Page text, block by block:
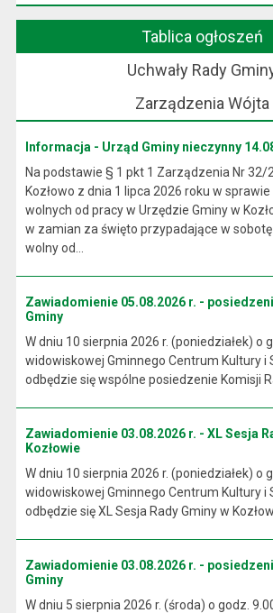
Tablica ogłoszeń
Uchwały Rady
Zarządzenia Wójta
Informacja - Urząd Gminy nieczynny
Na podstawie § 1 pkt 1 Zarządzenia Nr 32/
Kozłowo z dnia 1 lipca 2026 roku w
wolnych od pracy w Urzędzie Gminy w
w zamian za święto przypadające w
wolny od...
Zawiadomienie 05.08.2026 r. -
Gminy
W dniu 10 sierpnia 2026 r. (poniedziałek) o
widowiskowej Gminnego Centrum Kultury i
odbędzie się wspólne posiedzenie Komisji
Zawiadomienie 03.08.2026 r. - XL Sesja
Kozłowie
W dniu 10 sierpnia 2026 r. (poniedziałek) o
widowiskowej Gminnego Centrum Kultury i
odbędzie się XL Sesja Rady Gminy w
Zawiadomienie 03.08.2026 r. -
Gminy
W dniu 5 sierpnia 2026 r. (środa) o godz.